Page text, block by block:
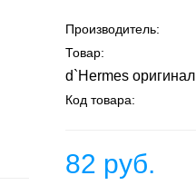
Производитель:
Товар:
d`Hermes оригинал
Код товара:
82 руб.